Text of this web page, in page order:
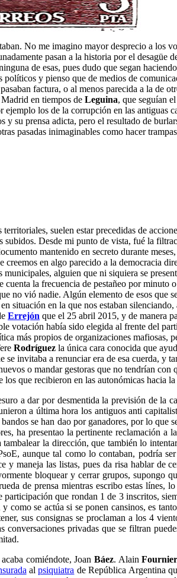
No me imagino mayor desprecio a los
pasan a la historia por el
de esas, pues dudo que segan
y pienso que de medios de
factura, o al menos parecida a la de
en tiempos de Leguina, que seguían
los de la corrupción en las
y su prensa adicta, pero el resultado de
pasadas inimaginables como hacer
suelen estar precedidas de
subidos. Desde mi punto de vista, fué la
mantenido en secreto durante
en algo parecido a la democracia
alguien que ni siquiera se
cuenta la frecuencia de pestañeo por
no vió nadie. Algún elemento de esos que
situación en la que nos estaban
Errejón que el 25 abril 2015, y de manera
votación había sido elegida al frente del
más propios de organizaciones mafiosas,
Rodríguez la única cara conocida que
se invitaba a renunciar era de esa cuerda,
o mandar gestoras que no tendrían
que recibieron en las autonómicas hacia
a dar por desmentida la previsión de la
a última hora los antiguos anti
se han dao por ganadores, por lo
ha presentao la pertinente reclamación a
tambalear la dirección, que también lo
aunque tal como lo contaban, podría
y maneja las listas, pues da risa hablar de
bloquear y cerrar grupos, supongo
de prensa mientras escribo estas línes,
que rondan 1 de 3 inscritos,
y como se actúa si se ponen cansinos, es
sus consignas se proclaman a los 4
conversaciones privadas que se filtran
comiéndote, Joan Báez. AlainFournier
alpsiquiatra de República Argentina